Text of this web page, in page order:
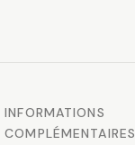
INFORMATIONS
COMPLÉMENTAIRES